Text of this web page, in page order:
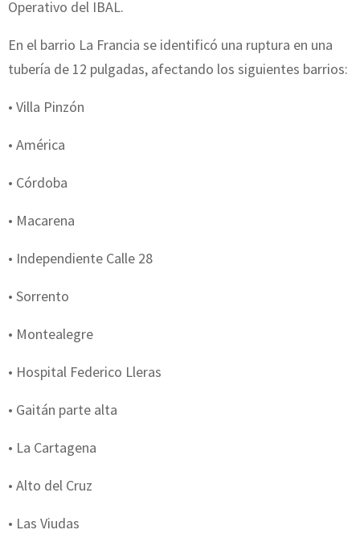
Operativo del IBAL.
En el barrio La Francia se identificó una ruptura en una
tubería de 12 pulgadas, afectando los siguientes barrios:
• Villa Pinzón
• América
• Córdoba
• Macarena
• Independiente Calle 28
• Sorrento
• Montealegre
• Hospital Federico Lleras
• Gaitán parte alta
• La Cartagena
• Alto del Cruz
• Las Viudas